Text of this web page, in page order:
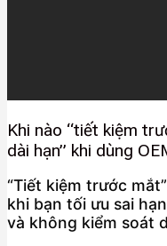
Khi nào “tiết kiệm
dài hạn” khi dùng
“Tiết kiệm trước
khi bạn tối ưu sai
và không kiểm soát